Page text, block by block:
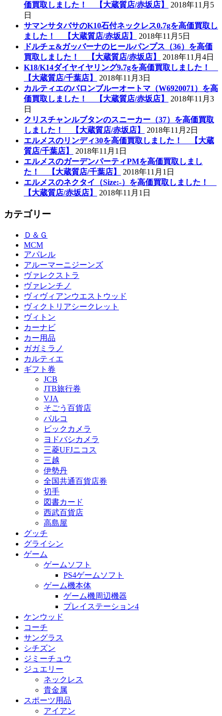
価買取しました！ 【大蔵質店/赤坂店】
2018年11月5
日
サマンサタバサのK10石付ネックレス0.7gを高価買取し
ました！ 【大蔵質店/赤坂店】
2018年11月5日
ドルチェ&ガッバーナのヒールパンプス（36）を高価
買取しました！ 【大蔵質店/赤坂店】
2018年11月4日
K18/K14ダイヤイヤリング9.7gを高価買取しました！
【大蔵質店/千葉店】
2018年11月3日
カルティエのバロンブルーオートマ（W6920071）を高
価買取しました！ 【大蔵質店/赤坂店】
2018年11月3
日
クリスチャンルブタンのスニーカー（37）を高価買取
しました！ 【大蔵質店/赤坂店】
2018年11月2日
エルメスのリンディ30を高価買取しました！ 【大蔵
質店/千葉店】
2018年11月1日
エルメスのガーデンパーティPMを高価買取しまし
た！ 【大蔵質店/千葉店】
2018年11月1日
エルメスのネクタイ（Size:-）を高価買取しました！
【大蔵質店/赤坂店】
2018年11月1日
カテゴリー
Ｄ＆Ｇ
MCM
アパレル
アルーマーニジーンズ
ヴァレクストラ
ヴァレンチノ
ヴィヴィアンウエストウッド
ヴィクトリアシークレット
ヴィトン
カーナビ
カー用品
ガガミラノ
カルティエ
ギフト券
JCB
JTB旅行券
VJA
そごう百貨店
パルコ
ビックカメラ
ヨドバシカメラ
三菱UFJニコス
三越
伊勢丹
全国共通百貨店券
切手
図書カード
西武百貨店
高島屋
グッチ
グライシン
ゲーム
ゲームソフト
PS4ゲームソフト
ゲーム機本体
ゲーム機周辺機器
プレイステーション4
ケンウッド
コーチ
サングラス
シチズン
ジミーチュウ
ジュエリー
ネックレス
貴金属
スポーツ用品
アイアン